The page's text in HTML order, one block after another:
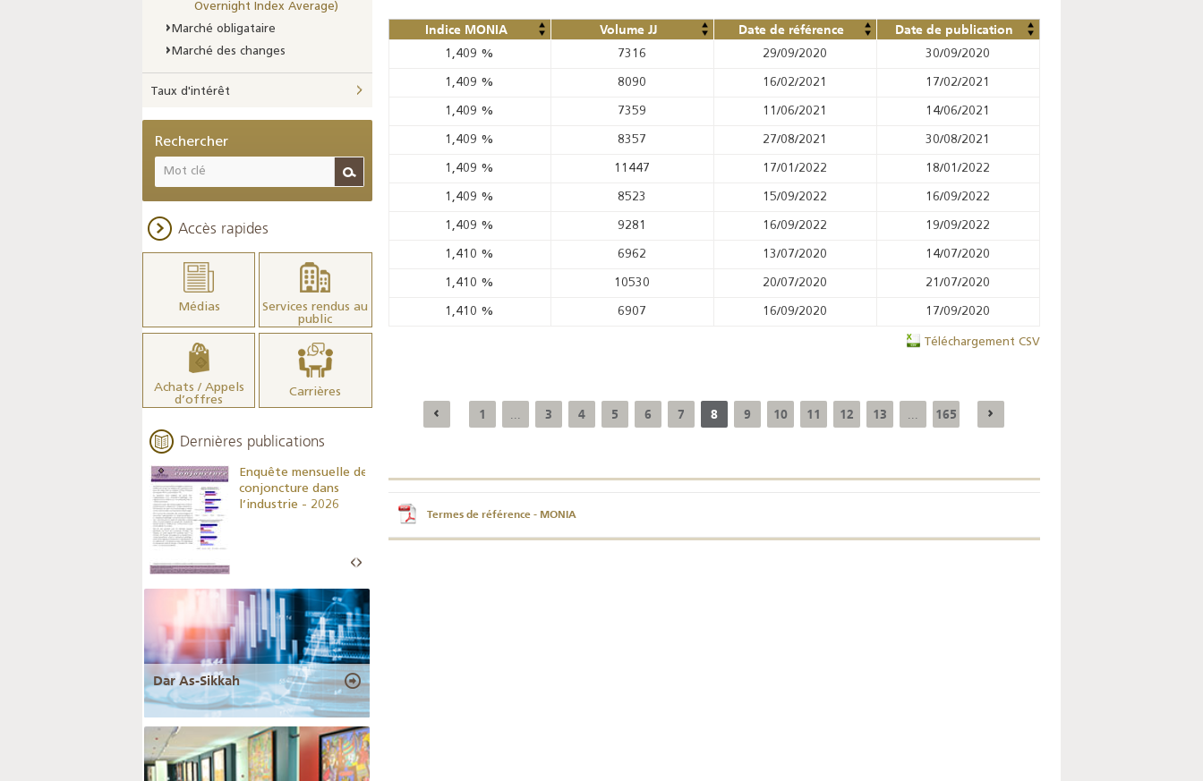
Indice MONIA Volume JJ Date de référence Date de publication
1,409 % 7316 29/09/2020 30/09/2020
1,409 % 8090 16/02/2021 17/02/2021
1,409 % 7359 11/06/2021 14/06/2021
1,409 % 8357 27/08/2021 30/08/2021
1,409 % 11447 17/01/2022 18/01/2022
1,409 % 8523 15/09/2022 16/09/2022
1,409 % 9281 16/09/2022 19/09/2022
1,410 % 6962 13/07/2020 14/07/2020
1,410 % 10530 20/07/2020 21/07/2020
1,410 % 6907 16/09/2020 17/09/2020
Téléchargement CSV
1 3 4 5 6 7 8 9 10 11 12 13 165
Termes de référence - MONIA
Overnight Index Average)
Marché obligataire
Marché des changes
Taux d'intérêt
Rechercher
Accès rapides
Médias
Services rendus au
public
Achats / Appels
d’offres
Carrières
Dernières publications
Enquête mensuelle de
conjoncture dans
l’industrie - 2026
Dar As-Sikkah